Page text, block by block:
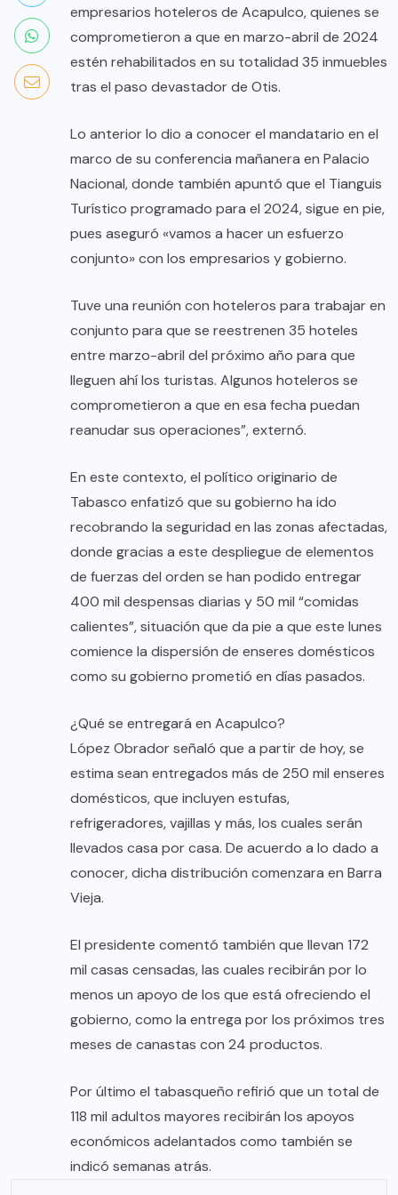
empresarios hoteleros de Acapulco, quienes se
comprometieron a que en marzo-abril de 2024
estén rehabilitados en su totalidad 35 inmuebles
tras el paso devastador de Otis.
Lo anterior lo dio a conocer el mandatario en el
marco de su conferencia mañanera en Palacio
Nacional, donde también apuntó que el Tianguis
Turístico programado para el 2024, sigue en pie,
pues aseguró «vamos a hacer un esfuerzo
conjunto» con los empresarios y gobierno.
Tuve una reunión con hoteleros para trabajar en
conjunto para que se reestrenen 35 hoteles
entre marzo-abril del próximo año para que
lleguen ahí los turistas. Algunos hoteleros se
comprometieron a que en esa fecha puedan
reanudar sus operaciones”, externó.
En este contexto, el político originario de
Tabasco enfatizó que su gobierno ha ido
recobrando la seguridad en las zonas afectadas,
donde gracias a este despliegue de elementos
de fuerzas del orden se han podido entregar
400 mil despensas diarias y 50 mil “comidas
calientes”, situación que da pie a que este lunes
comience la dispersión de enseres domésticos
como su gobierno prometió en días pasados.
¿Qué se entregará en Acapulco?
López Obrador señaló que a partir de hoy, se
estima sean entregados más de 250 mil enseres
domésticos, que incluyen estufas,
refrigeradores, vajillas y más, los cuales serán
llevados casa por casa. De acuerdo a lo dado a
conocer, dicha distribución comenzara en Barra
Vieja.
El presidente comentó también que llevan 172
mil casas censadas, las cuales recibirán por lo
menos un apoyo de los que está ofreciendo el
gobierno, como la entrega por los próximos tres
meses de canastas con 24 productos.
Por último el tabasqueño refirió que un total de
118 mil adultos mayores recibirán los apoyos
económicos adelantados como también se
indicó semanas atrás.